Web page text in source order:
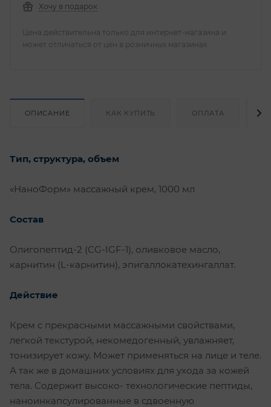
Хочу в подарок
Цена действительна только для интернет-магазина и
может отличаться от цен в розничных магазинах
ОПИСАНИЕ КАК КУПИТЬ ОПЛАТА
Тип, структура, объем
«НаноФорм» массажный крем, 1000 мл
Состав
Олигопептид-2 (CG-IGF-1), оливковое масло,
карнитин (L-карнитин), эпигаллокатехингаллат.
Действие
Крем с прекрасными массажными свойствами,
легкой текстурой, некомедогенный, увлажняет,
тонизирует кожу. Может применяться на лице и теле.
А так же в домашних условиях для ухода за кожей
тела. Содержит высоко- технологические пептиды,
наноинкапсулированные в сдвоенную